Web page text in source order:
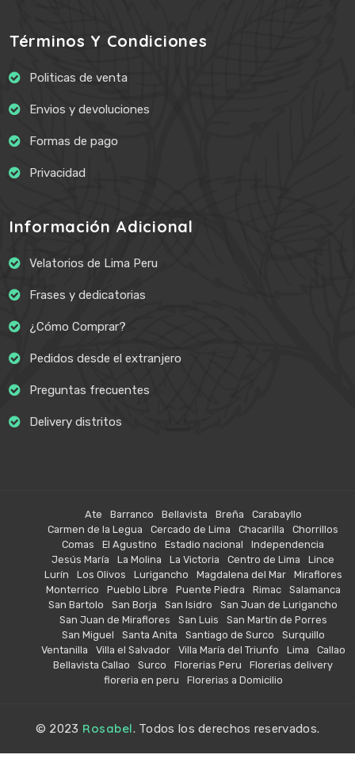
Términos Y Condiciones
Politicas de venta
Envios y devoluciones
Formas de pago
Privacidad
Información Adicional
Velatorios de Lima Peru
Frases y dedicatorias
¿Cómo Comprar?
Pedidos desde el extranjero
Preguntas frecuentes
Delivery distritos
Ate Barranco Bellavista Breña
Carabayllo
Carmen de la Legua
Cercado de Lima Chacarilla
Chorrillos
Comas
El Agustino Estadio nacional
Independencia
Jesús María
La Molina La Victoria Centro de Lima
Lince
Lurín
Los Olivos Lurigancho Magdalena del Mar
Miraflores
Monterrico
Pueblo Libre Puente Piedra Rimac
Salamanca
San Bartolo
San Borja San Isidro
San Juan de Lurigancho
San Juan de Miraflores
San Luis
San Martín de Porres
San Miguel
Santa Anita Santiago de Surco
Surquillo
Ventanilla
Villa el Salvador Villa María del Triunfo Lima
Callao
Bellavista Callao
Surco Florerias Peru
Florerias delivery
floreria en peru
Florerias a Domicilio
© 2023 Rosabel. Todos los derechos reservados.